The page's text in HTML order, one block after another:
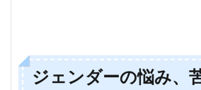
ジェンダーの悩み、